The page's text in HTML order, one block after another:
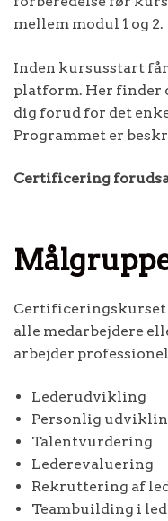
mellem modul 1 og 2.
Inden kursusstart
platform. Her finder
dig forud for det
Programmet er
Certificering
Certificeringskurset
alle medarbejdere
arbejder
Lederudvikling
Personlig
Talentvurdering
Lederevaluering
Rekruttering af
Teambuilding i